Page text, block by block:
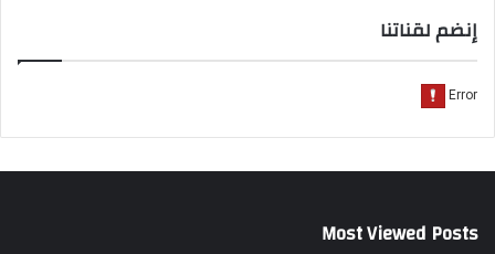
إنضم لقناتنا
Most Viewed Posts